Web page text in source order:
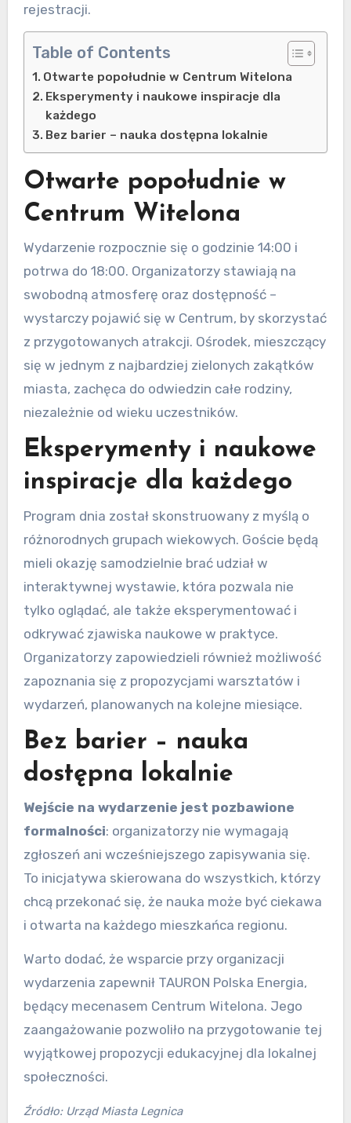
rejestracji.
Table of Contents
Otwarte popołudnie w Centrum Witelona
Eksperymenty i naukowe inspiracje dla
każdego
Bez barier – nauka dostępna lokalnie
Otwarte popołudnie w
Centrum Witelona
Wydarzenie rozpocznie się o godzinie 14:00 i
potrwa do 18:00. Organizatorzy stawiają na
swobodną atmosferę oraz dostępność –
wystarczy pojawić się w Centrum, by skorzystać
z przygotowanych atrakcji. Ośrodek, mieszczący
się w jednym z najbardziej zielonych zakątków
miasta, zachęca do odwiedzin całe rodziny,
niezależnie od wieku uczestników.
Eksperymenty i naukowe
inspiracje dla każdego
Program dnia został skonstruowany z myślą o
różnorodnych grupach wiekowych. Goście będą
mieli okazję samodzielnie brać udział w
interaktywnej wystawie, która pozwala nie
tylko oglądać, ale także eksperymentować i
odkrywać zjawiska naukowe w praktyce.
Organizatorzy zapowiedzieli również możliwość
zapoznania się z propozycjami warsztatów i
wydarzeń, planowanych na kolejne miesiące.
Bez barier – nauka
dostępna lokalnie
Wejście na wydarzenie jest pozbawione
formalności: organizatorzy nie wymagają
zgłoszeń ani wcześniejszego zapisywania się.
To inicjatywa skierowana do wszystkich, którzy
chcą przekonać się, że nauka może być ciekawa
i otwarta na każdego mieszkańca regionu.
Warto dodać, że wsparcie przy organizacji
wydarzenia zapewnił TAURON Polska Energia,
będący mecenasem Centrum Witelona. Jego
zaangażowanie pozwoliło na przygotowanie tej
wyjątkowej propozycji edukacyjnej dla lokalnej
społeczności.
Źródło: Urząd Miasta Legnica